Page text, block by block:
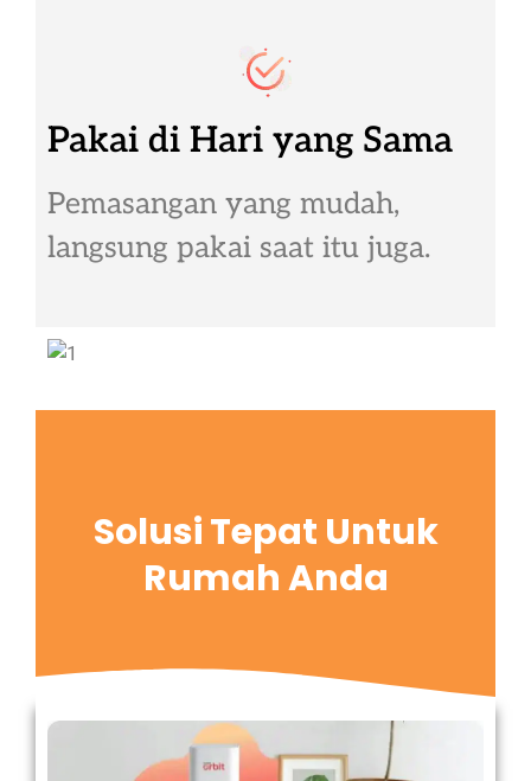
Pakai di Hari yang Sama
Pemasangan yang mudah,
langsung pakai saat itu juga.
Solusi Tepat Untuk
Rumah Anda